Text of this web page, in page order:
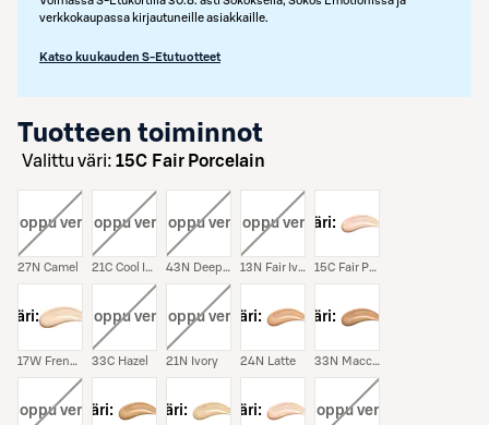
verkkokaupassa kirjautuneille asiakkaille.
Katso kuukauden S-Etutuotteet
Tuotteen toiminnot
Valittu väri: 15C Fair Porcelain
, loppu verkosta
27N Camel
väri: , loppu verkosta
21C Cool Ivory
väri: , loppu verkosta
43N Deep Cocoa
väri: , loppu verkosta
13N Fair Ivory
väri:
15C Fair Porcelain
väri:
17W French Vanilla
väri: , loppu verkosta
33C Hazel
väri: , loppu verkosta
21N Ivory
väri:
24N Latte
väri:
33N Macchiato
, loppu verkosta
väri: väri: väri: väri: , loppu verkosta